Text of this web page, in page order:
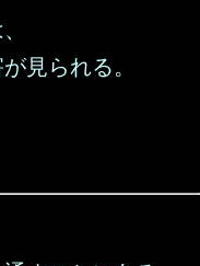
見られる。